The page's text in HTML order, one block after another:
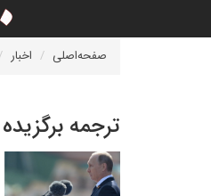
صفحه‌اصلی اخبار
ترجمه